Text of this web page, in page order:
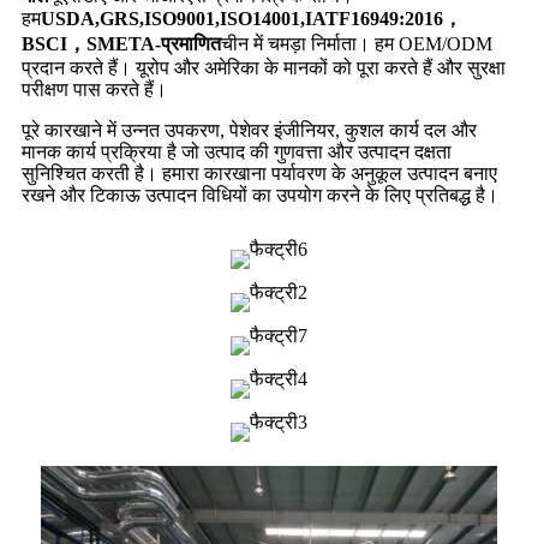
हमUSDA,GRS,ISO9001,ISO14001,IATF16949:2016，
BSCI，SMETA-प्रमाणितचीन में चमड़ा निर्माता। हम OEM/ODM
प्रदान करते हैं। यूरोप और अमेरिका के मानकों को पूरा करते हैं और सुरक्षा
परीक्षण पास करते हैं।
पूरे कारखाने में उन्नत उपकरण, पेशेवर इंजीनियर, कुशल कार्य दल और
मानक कार्य प्रक्रिया है जो उत्पाद की गुणवत्ता और उत्पादन दक्षता
सुनिश्चित करती है। हमारा कारखाना पर्यावरण के अनुकूल उत्पादन बनाए
रखने और टिकाऊ उत्पादन विधियों का उपयोग करने के लिए प्रतिबद्ध है।